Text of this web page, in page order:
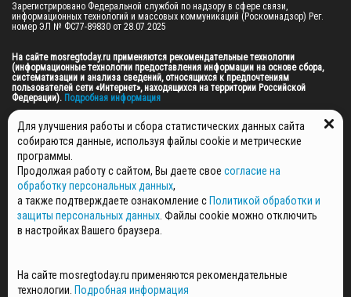
Зарегистрировано Федеральной службой по надзору в сфере связи,
информационных технологий и массовых коммуникаций (Роскомнадзор) Рег.
номер ЭЛ № ФС77-89830 от 28.07.2025
На сайте mosregtoday.ru применяются рекомендательные технологии
(информационные технологии предоставления информации на основе сбора,
систематизации и анализа сведений, относящихся к предпочтениям
пользователей сети «Интернет», находящихся на территории Российской
Федерации). Подробная информация
© 2026 ПРАВА НА ВСЕ МАТЕРИАЛЫ САЙТА ПРИНАДЛЕЖАТ ГАУ МО "ЦИФРОВЫЕ
МЕДИА" (ОГРН: 1255000059467).
ПОЛИТИКА ОБРАБОТКИ И ЗАЩИТЫ ПЕРСОНАЛЬНЫХ ДАННЫХ
НОВОСТИ
ГАЗЕТЫ
РЕКЛАМОДАТЕЛЯМ
СПЕЦПРОЕКТЫ
СТАТЬИ
Для улучшения работы и сбора статистических данных сайта
собираются данные, используя файлы cookie и метрические
программы.
Продолжая работу с сайтом, Вы даете свое согласие на
обработку персональных данных,
а также подтверждаете ознакомление с Политикой обработки и
защиты персональных данных . Файлы cookie можно отключить
в настройках Вашего браузера.
На сайте mosregtoday.ru применяются рекомендательные
технологии. Подробная информация